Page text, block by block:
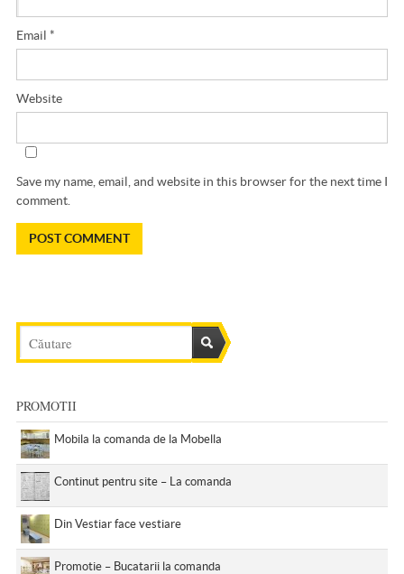
Email *
Website
Save my name, email, and website in this browser for the next time I
comment.
PROMOTII
Mobila la comanda de la Mobella
Continut pentru site – La comanda
Din Vestiar face vestiare
Promotie – Bucatarii la comanda